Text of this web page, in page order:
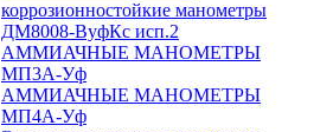
коррозионностойкие манометры
ДМ8008-ВуфКс исп.2
АММИАЧНЫЕ МАНОМЕТРЫ
МП3А-Уф
АММИАЧНЫЕ МАНОМЕТРЫ
МП4А-Уф